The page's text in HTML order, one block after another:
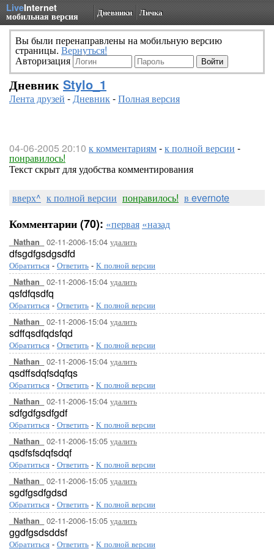
LiveInternet
мобильная версия Дневники Личка
Вы были перенаправлены на мобильную версию
страницы. Вернуться!
Авторизация
Дневник Stylo_1
Лента друзей -Дневник-Полная версия
04-06-2005 20:10 к комментариям-к полной версии -
понравилось!
Текст скрыт для удобства комментирования
вверх^ к полной версии понравилось! в evernote
Комментарии (70): «первая «назад
_Nathan_ 02-11-2006-15:04 удалить
dfsgdfgsdgsdfd
Обратиться - Ответить - К полной версии
_Nathan_ 02-11-2006-15:04 удалить
qsfdfqsdfq
Обратиться - Ответить - К полной версии
_Nathan_ 02-11-2006-15:04 удалить
sdffqsdfqdsfqd
Обратиться - Ответить - К полной версии
_Nathan_ 02-11-2006-15:04 удалить
qsdffsdqfsdqfqs
Обратиться - Ответить - К полной версии
_Nathan_ 02-11-2006-15:04 удалить
sdfgdfgsdfgdf
Обратиться - Ответить - К полной версии
_Nathan_ 02-11-2006-15:05 удалить
qsdfsfsdqfsdqf
Обратиться - Ответить - К полной версии
_Nathan_ 02-11-2006-15:05 удалить
sgdfgsdfgdsd
Обратиться - Ответить - К полной версии
_Nathan_ 02-11-2006-15:05 удалить
ggdfgsdsddsf
Обратиться - Ответить - К полной версии